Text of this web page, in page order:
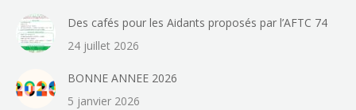
Des cafés pour les Aidants proposés par l’AFTC 74
24 juillet 2026
BONNE ANNEE 2026
5 janvier 2026